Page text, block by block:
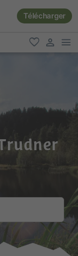
Télécharger
favori
lien